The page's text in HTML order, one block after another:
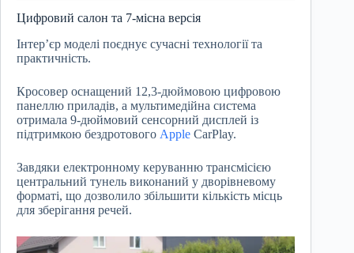
Цифровий салон та 7-місна версія
Інтер’єр моделі поєднує сучасні технології та
практичність.
Кросовер оснащений 12,3-дюймовою цифровою
панеллю приладів, а мультимедійна система
отримала 9-дюймовий сенсорний дисплей із
підтримкою бездротового Apple CarPlay.
Завдяки електронному керуванню трансмісією
центральний тунель виконаний у дворівневому
форматі, що дозволило збільшити кількість місць
для зберігання речей.